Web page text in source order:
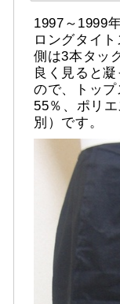
1997～1999
ロングタイ
側は3本タッ
良く見ると
ので、トッ
55％、ポリ
別）です。